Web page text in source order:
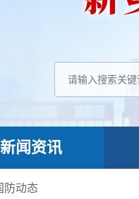
新闻资讯
防动态